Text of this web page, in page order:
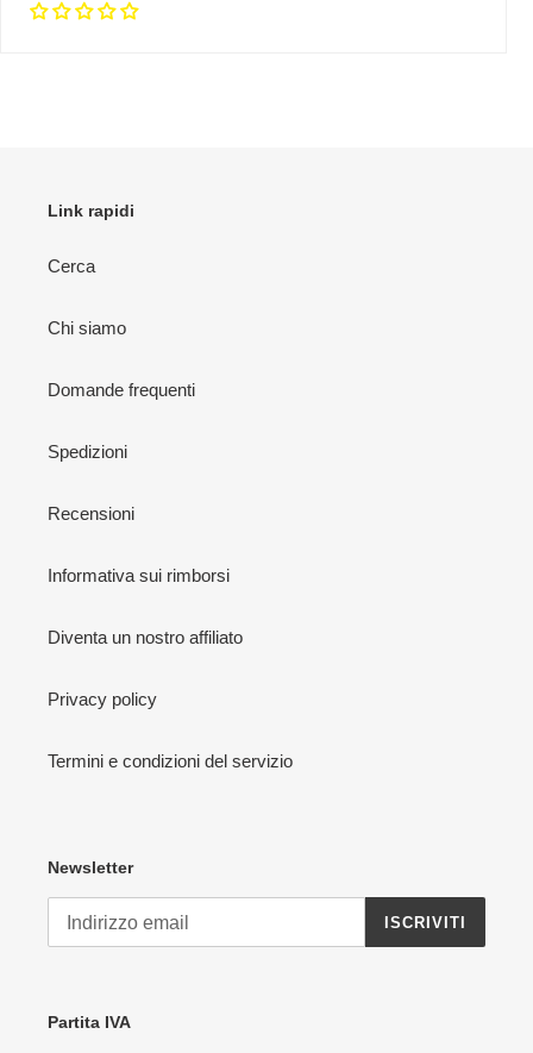
Link rapidi
Cerca
Chi siamo
Domande frequenti
Spedizioni
Recensioni
Informativa sui rimborsi
Diventa un nostro affiliato
Privacy policy
Termini e condizioni del servizio
Newsletter
ISCRIVITI
Partita IVA